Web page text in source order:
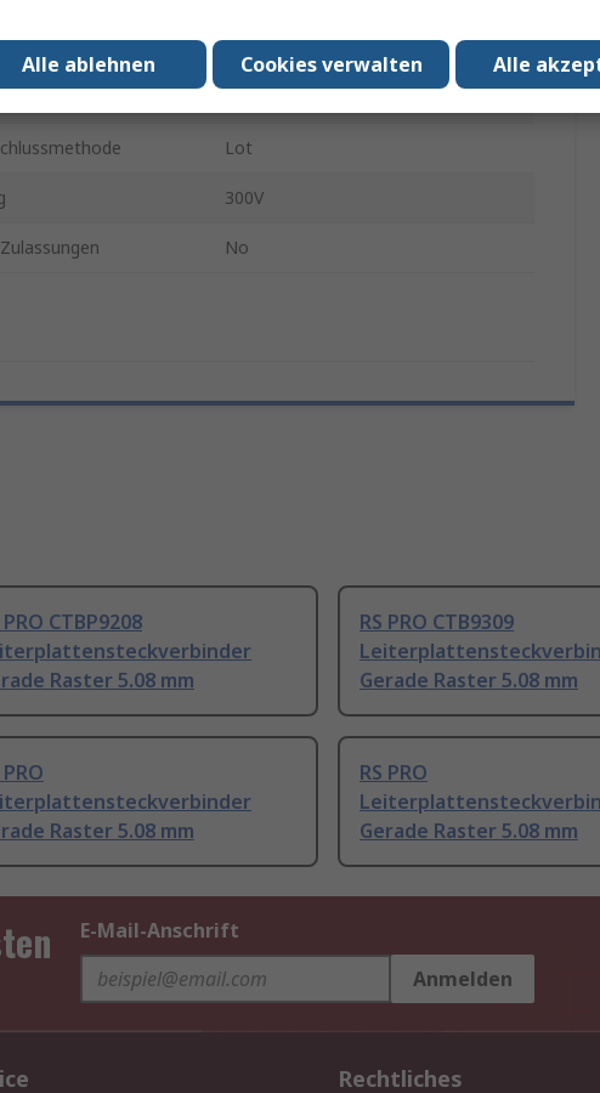
Lot
300V
No
PRO CTBP9208
Raster 5.08 mm
RS PRO CTB9309
Gerade Raster 5.08 mm
PRO
Raster 5.08 mm
RS PRO
Gerade Raster 5.08 mm
E-Mail-Anschrift
Anmelden
Rechtliches
Alle
Cookies verwalten
Alle ablehnen